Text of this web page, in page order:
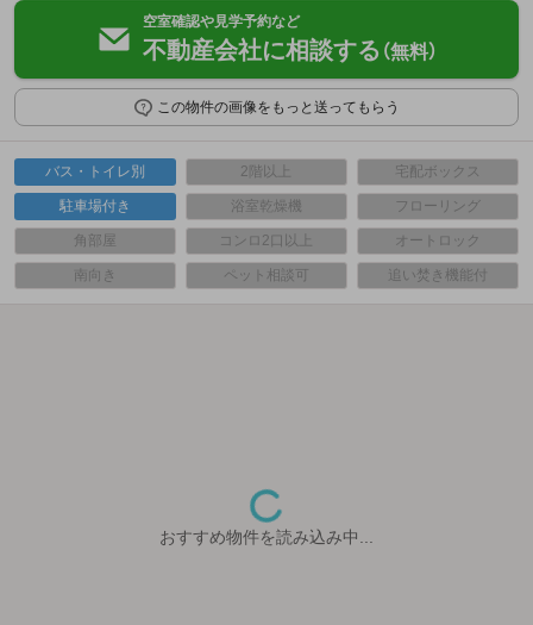
空室確認や見学予約など
不動産会社に相談する （無料）
この物件の画像をもっと送ってもらう
バス・トイレ別 2階以上 宅配ボックス
駐車場付き 浴室乾燥機 フローリング
角部屋 コンロ2口以上 オートロック
南向き ペット相談可 追い焚き機能付
おすすめ物件を読み込み中...